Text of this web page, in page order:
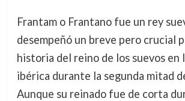
Frantam o Frantano fue un rey
desempeñó un breve pero crucial
historia del reino de los suevos en
ibérica durante la segunda mitad
Aunque su reinado fue de corta